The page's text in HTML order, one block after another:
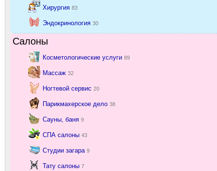
Хирургия 83
Эндокринология 30
Салоны
Косметологические услуги 89
Массаж 32
Ногтевой сервис 20
Парикмахерское дело 38
Сауны, баня 9
СПА салоны 43
Студии загара 9
Тату салоны 7